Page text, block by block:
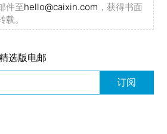
件至hello@caixin.com ，获得书面
。
选版电邮
订阅